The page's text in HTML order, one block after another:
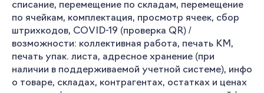
списание, перемещение по складам, перемещение
по ячейкам, комплектация, просмотр ячеек, сбор
штрихкодов, COVID-19 (проверка QR) /
возможности: коллективная работа, печать КМ,
печать упак. листа, адресное хранение (при
наличии в поддерживаемой учетной системе), инфо
о товаре, складах, контрагентах, остатках и ценах